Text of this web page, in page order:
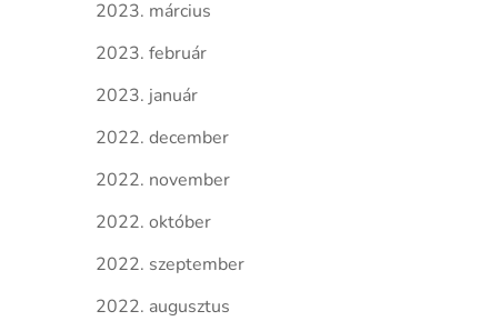
2023. március
2023. február
2023. január
2022. december
2022. november
2022. október
2022. szeptember
2022. augusztus